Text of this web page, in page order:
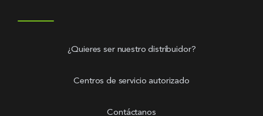
¿Quieres ser nuestro distribuidor?
Centros de servicio autorizado
Contáctanos